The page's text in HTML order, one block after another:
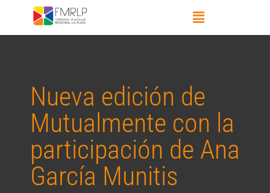
Nueva edición de
Mutualmente con la
participación de Ana
García Munitis